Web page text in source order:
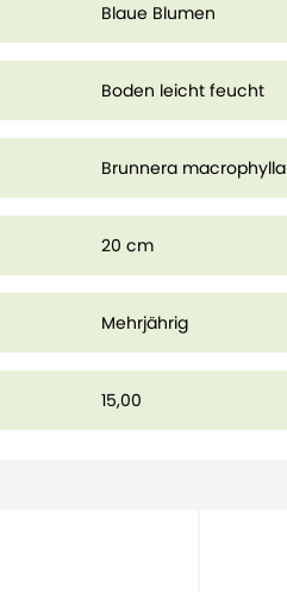
Blaue Blumen
Boden leicht feucht
Brunnera macrophylla
20 cm
Mehrjährig
15,00